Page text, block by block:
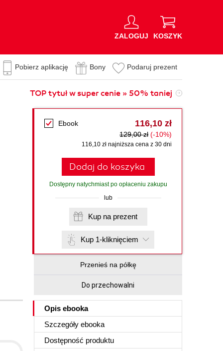
ZALOGUJ KOSZYK
Pobierz aplikację Bony Podaruj prezent
TOP tytuł w super cenie » 50% taniej
Ebook 116,10 zł
129,00 zł (-10%)
116,10 zł najniższa cena z 30 dni
Dodaj do koszyka
Dostępny natychmiast po opłaceniu zakupu
lub
Kup na prezent
Kup 1-kliknięciem
Przenieś na półkę
Do przechowalni
Opis ebooka
Szczegóły ebooka
Dostępność produktu